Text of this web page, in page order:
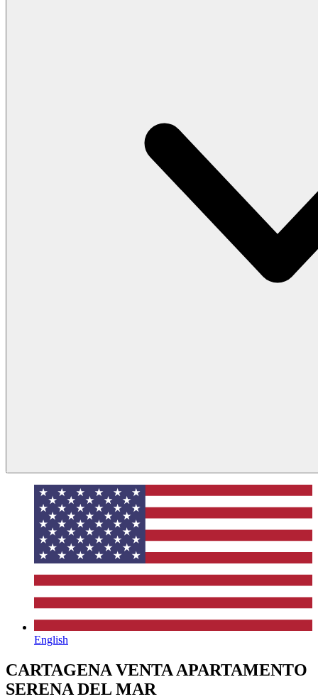
English
CARTAGENA VENTA APARTAMENTO
SERENA DEL MAR